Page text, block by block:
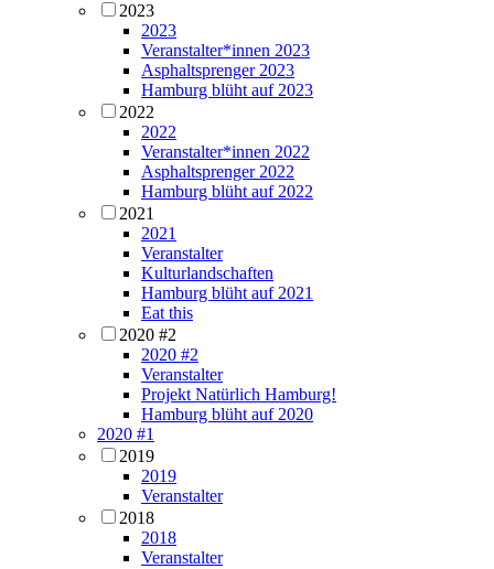
2023
2023
Veranstalter*innen 2023
Asphaltsprenger 2023
Hamburg blüht auf 2023
2022
2022
Veranstalter*innen 2022
Asphaltsprenger 2022
Hamburg blüht auf 2022
2021
2021
Veranstalter
Kulturlandschaften
Hamburg blüht auf 2021
Eat this
2020 #2
2020 #2
Veranstalter
Projekt Natürlich Hamburg!
Hamburg blüht auf 2020
2020 #1
2019
2019
Veranstalter
2018
2018
Veranstalter